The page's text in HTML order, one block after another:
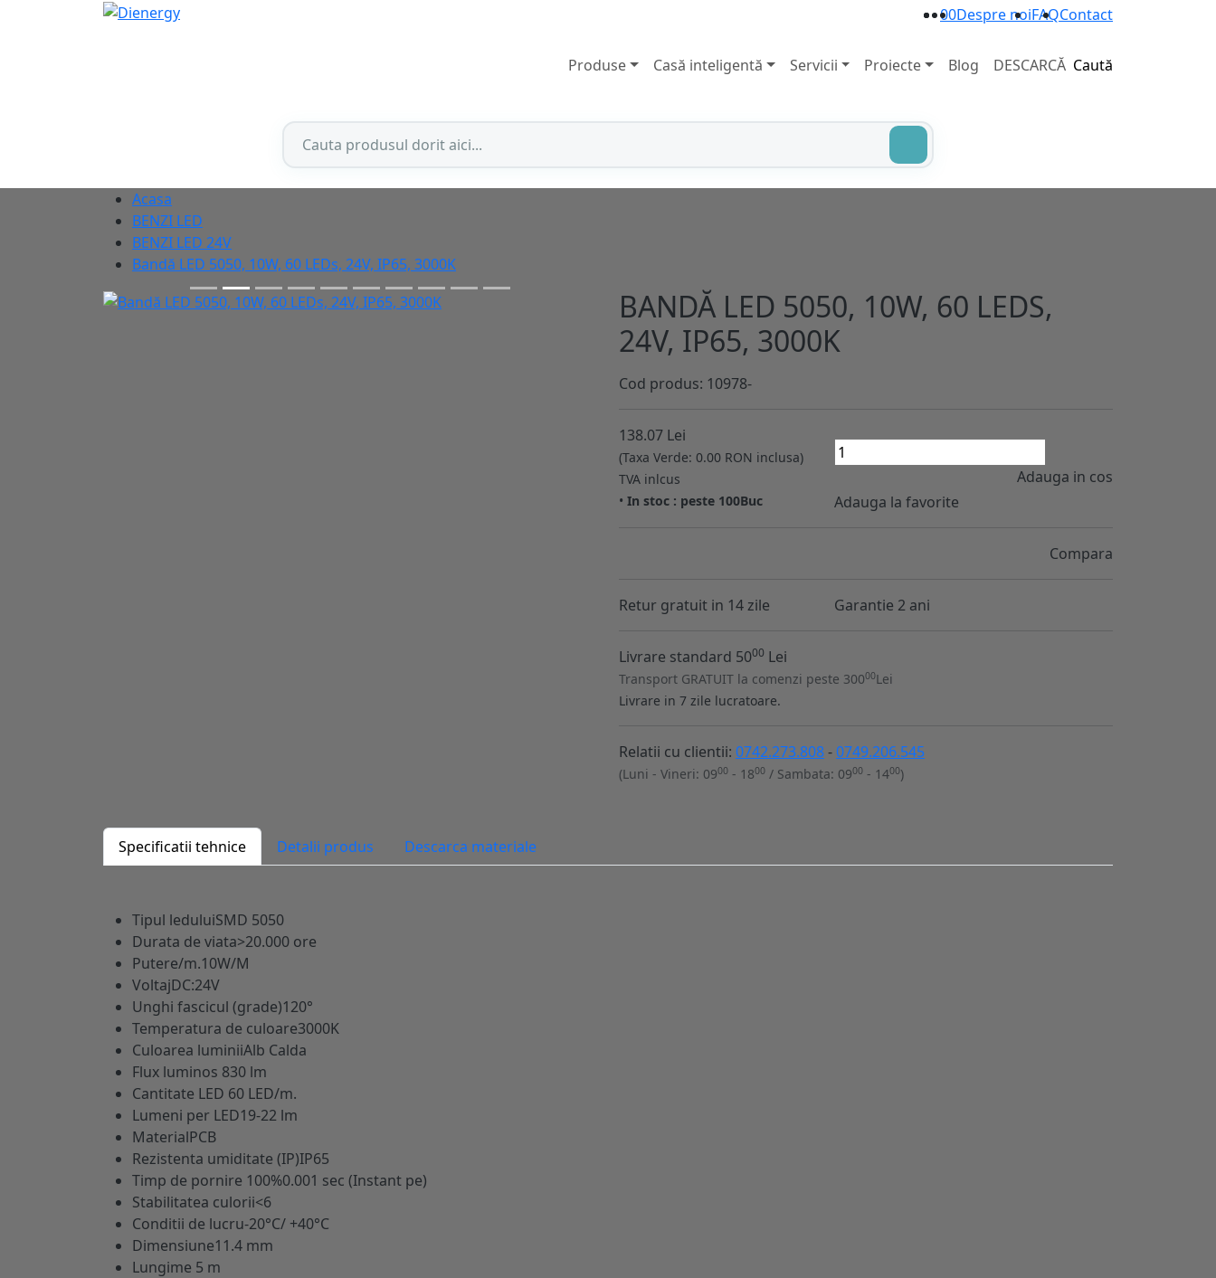
00Despre noiFAQContact
Produse Casă inteligentă Servicii Proiecte Blog DESCARCĂ Caută
Acasa
BENZI LED
BENZI LED 24V
Bandă LED 5050, 10W, 60 LEDs, 24V, IP65, 3000K
BANDĂ LED 5050, 10W, 60 LEDS,
24V, IP65, 3000K
Cod produs: 10978-
138.07 Lei
(Taxa Verde: 0.00 RON inclusa)
TVA inlcus
• In stoc : peste 100Buc
Adauga in cos
Adauga la favorite
Compara
Retur gratuit in 14 zile Garantie 2 ani
Livrare standard 5000 Lei
Transport GRATUIT la comenzi peste 30000Lei
Livrare in 7 zile lucratoare.
Relatii cu clientii: 0742.273.808-0749.206.545
(Luni - Vineri: 0900 - 1800 / Sambata: 0900 - 1400)
Specificatii tehnice Detalii produs Descarca materiale
Tipul leduluiSMD 5050
Durata de viata>20.000 ore
Putere/m.10W/M
VoltajDC:24V
Unghi fascicul (grade)120°
Temperatura de culoare3000K
Culoarea luminiiAlb Calda
Flux luminos 830 lm
Cantitate LED 60 LED/m.
Lumeni per LED19-22 lm
MaterialPCB
Rezistenta umiditate (IP)IP65
Timp de pornire 100%0.001 sec (Instant pe)
Stabilitatea culorii<6
Conditii de lucru-20°C/ +40°C
Dimensiune11.4 mm
Lungime 5 m